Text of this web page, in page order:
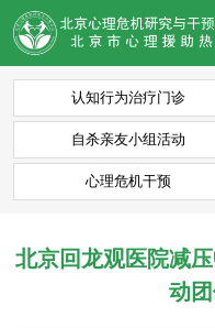
认知行为治疗门诊
自杀亲友小组活动
心理危机干预
北京回龙观医院减
动